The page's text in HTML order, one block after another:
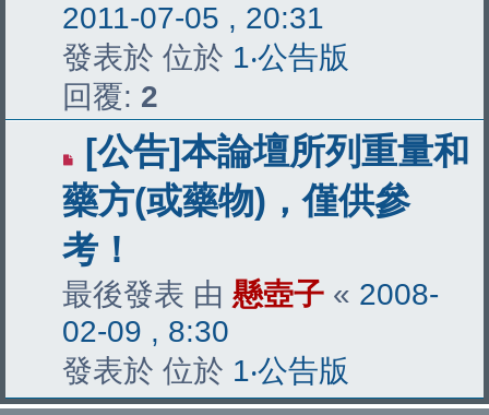
2011-07-05 , 20:31
發表於 位於 1‧公告版
回覆: 2
[公告]本論壇所列重量和
藥方(或藥物)，僅供參
考！
最後發表 由 懸壺子 « 2008-
02-09 , 8:30
發表於 位於 1‧公告版